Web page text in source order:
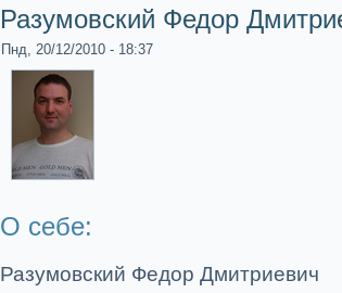
Разумовский Федор
Пнд, 20/12/2010 - 18:37
О себе:
Разумовский Федор Дмитриевич